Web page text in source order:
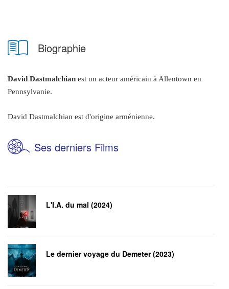
Biographie
David Dastmalchian est un acteur américain à Allentown en
Pennsylvanie.
David Dastmalchian est d'origine arménienne.
Ses derniers Films
L'I.A. du mal (2024)
Le dernier voyage du Demeter (2023)